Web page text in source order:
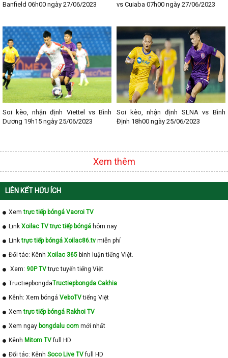
Banfield 06h00 ngày 27/06/2023
vs Cuiaba 07h00 ngày 27/06/2023
Soi kèo, nhận định Viettel vs Bình
Dương 19h15 ngày 25/06/2023
Soi kèo, nhận định SLNA vs Bình
Định 18h00 ngày 25/06/2023
Xem thêm
LIÊN KẾT HỮU ÍCH
Xemtrực tiếp bóngá Vaoroi TV
Link Xoilac TV trực tiếp bóngá hôm nay
Linktrực tiếp bóngá Xoilac86.tv miễn phí
Đối tác: Kênh Xoilac 365 bình luận tiếng Việt.
Xem: 90P TVtrực tuyến tiếng Việt
TructiepbongdaTructiepbongda Cakhia
Kênh: Xem bóngá VeboTVtiếng Việt
Xemtrực tiếp bóngá Rakhoi TV
Xem ngay bongdalu com mới nhất
Kênh Mitom TVfull HD
Đối tác: Kênh Soco Live TVfull HD